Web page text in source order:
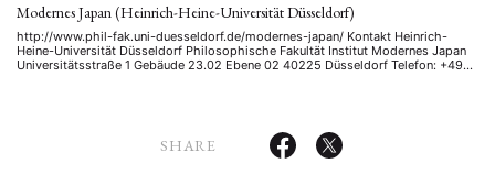
Modernes Japan (Heinrich-Heine-Universität Düsseldorf)
http://www.phil-fak.uni-duesseldorf.de/modernes-japan/ Kontakt Heinrich-
Heine-Universität Düsseldorf Philosophische Fakultät Institut Modernes Japan
Universitätsstraße 1 Gebäude 23.02 Ebene 02 40225 Düsseldorf Telefon: +49
SHARE